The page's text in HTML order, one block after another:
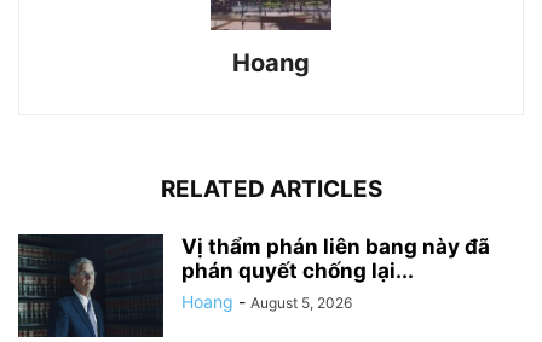
Hoang
RELATED ARTICLES
Vị thẩm phán liên bang này đã
phán quyết chống lại...
Hoang - August 5, 2026